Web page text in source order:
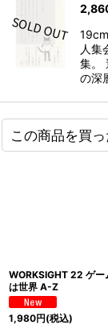
人集
集。
の深
この商品を買
WORKSIGHT 22 ゲー
は世界 A-Z
1,980円(税込)